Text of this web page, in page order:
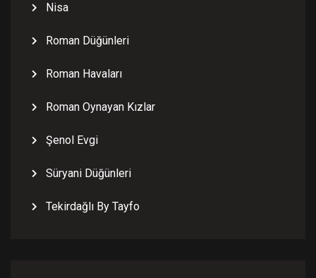
Nisa
Roman Düğünleri
Roman Havaları
Roman Oynayan Kızlar
Şenol Evgi
Süryani Düğünleri
Tekirdağlı By Tayfo